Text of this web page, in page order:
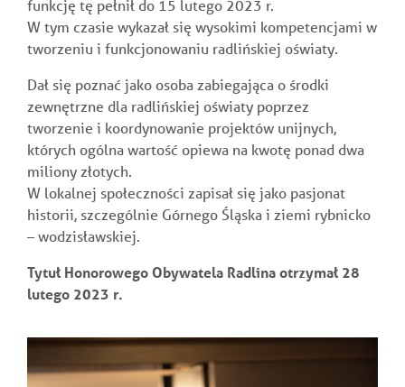
funkcję tę pełnił do 15 lutego 2023 r.
W tym czasie wykazał się wysokimi kompetencjami w
tworzeniu i funkcjonowaniu radlińskiej oświaty.
Dał się poznać jako osoba zabiegająca o środki
zewnętrzne dla radlińskiej oświaty poprzez
tworzenie i koordynowanie projektów unijnych,
których ogólna wartość opiewa na kwotę ponad dwa
miliony złotych.
W lokalnej społeczności zapisał się jako pasjonat
historii, szczególnie Górnego Śląska i ziemi rybnicko
– wodzisławskiej.
Tytuł Honorowego Obywatela Radlina otrzymał 28
lutego 2023 r.